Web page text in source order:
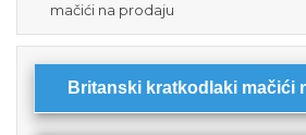
mačići na prodaju
Britanski kratkodlaki mačići